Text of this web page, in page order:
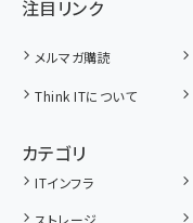
注目リンク
メルマガ購読
Think ITについて
カテゴリ
ITインフラ
ストレージ